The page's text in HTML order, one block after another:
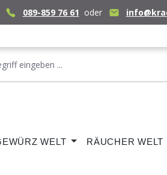
089-859 76 61 oder
WELT RÄUCHER WELT